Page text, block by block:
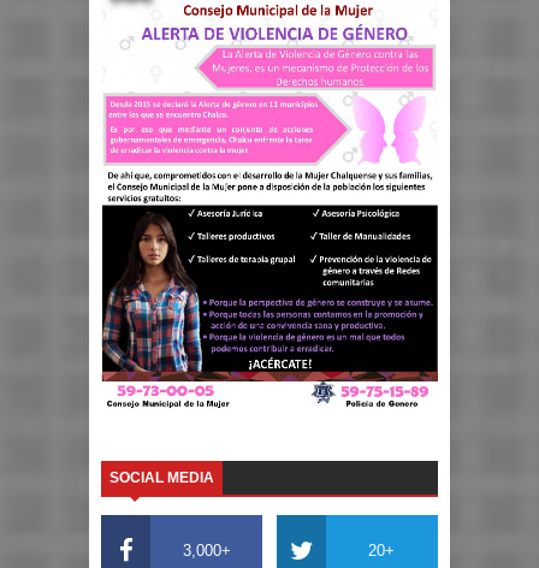
SOCIAL MEDIA
3,000+ 20+